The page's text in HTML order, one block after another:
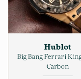
Hublot
Big Bang Ferrari
Carbon